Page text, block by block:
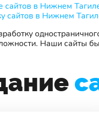
сайтов в Нижнем
сайтов в Нижнем
Наши сайты